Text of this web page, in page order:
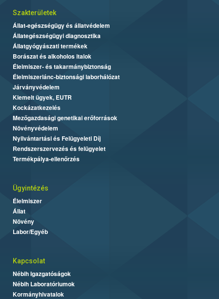
Szakterületek
Állat-egészségügy és állatvédelem
Állategészségügyi diagnosztika
Állatgyógyászati termékek
Borászat és alkoholos italok
Élelmiszer- és takarmánybiztonság
Élelmiszerlánc-biztonsági laborhálózat
Járványvédelem
Kiemelt ügyek, EUTR
Kockázatkezelés
Mezőgazdasági genetikai erőforrások
Növényvédelem
Nyilvántartási és Felügyeleti Díj
Rendszerszervezés és felügyelet
Termékpálya-ellenőrzés
Ügyintézés
Élelmiszer
Állat
Növény
Labor/Egyéb
Kapcsolat
Nébih Igazgatóságok
Nébih Laboratóriumok
Kormányhivatalok